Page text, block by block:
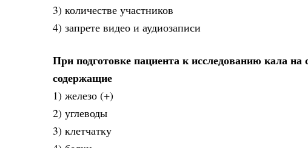
3) количестве участников
4) запрете видео и аудиозаписи
При подготовке пациента к исследованию кала
содержащие
1) железо (+)
2) углеводы
3) клетчатку